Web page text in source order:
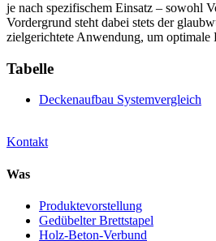
je nach spezifischem Einsatz – sowohl
Vordergrund steht dabei stets der
zielgerichtete Anwendung, um optimale
Tabelle
Deckenaufbau Systemvergleich
Kontakt
Was
Produktevorstellung
Gedübelter Brettstapel
Holz-Beton-Verbund